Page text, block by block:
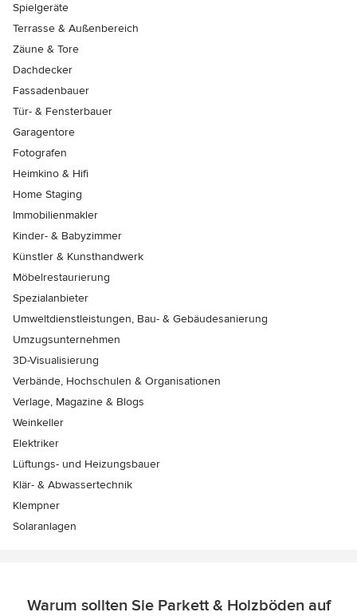
Spielgeräte
Terrasse & Außenbereich
Zäune & Tore
Dachdecker
Fassadenbauer
Tür- & Fensterbauer
Garagentore
Fotografen
Heimkino & Hifi
Home Staging
Immobilienmakler
Kinder- & Babyzimmer
Künstler & Kunsthandwerk
Möbelrestaurierung
Spezialanbieter
Umweltdienstleistungen, Bau- & Gebäudesanierung
Umzugsunternehmen
3D-Visualisierung
Verbände, Hochschulen & Organisationen
Verlage, Magazine & Blogs
Weinkeller
Elektriker
Lüftungs- und Heizungsbauer
Klär- & Abwassertechnik
Klempner
Solaranlagen
Warum sollten Sie Parkett & Holzböden auf